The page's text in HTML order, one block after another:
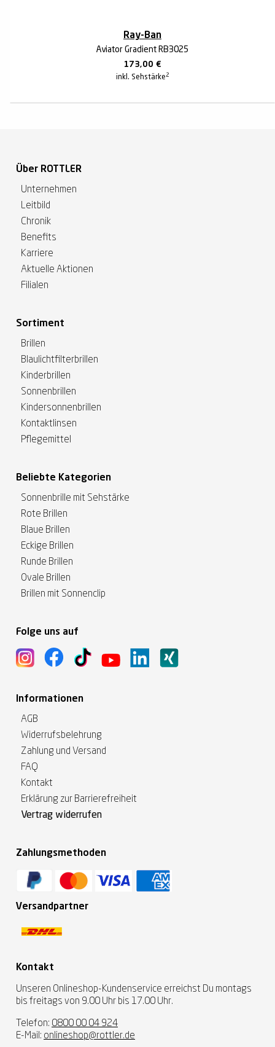
Ray-Ban
Aviator Gradient RB3025
173,00 €
inkl. Sehstärke 2
Über ROTTLER
Unternehmen
Leitbild
Chronik
Benefits
Karriere
Aktuelle Aktionen
Filialen
Sortiment
Brillen
Blaulichtfilterbrillen
Kinderbrillen
Sonnenbrillen
Kindersonnenbrillen
Kontaktlinsen
Pflegemittel
Beliebte Kategorien
Sonnenbrille mit Sehstärke
Rote Brillen
Blaue Brillen
Eckige Brillen
Runde Brillen
Ovale Brillen
Brillen mit Sonnenclip
Folge uns auf
Informationen
AGB
Widerrufsbelehrung
Zahlung und Versand
FAQ
Kontakt
Erklärung zur Barrierefreiheit
Vertrag widerrufen
Zahlungsmethoden
Versandpartner
Kontakt
Unseren Onlineshop-Kundenservice erreichst Du montags
bis freitags von 9.00 Uhr bis 17.00 Uhr.
Telefon: 0800 00 04 924
E-Mail: onlineshop@rottler.de